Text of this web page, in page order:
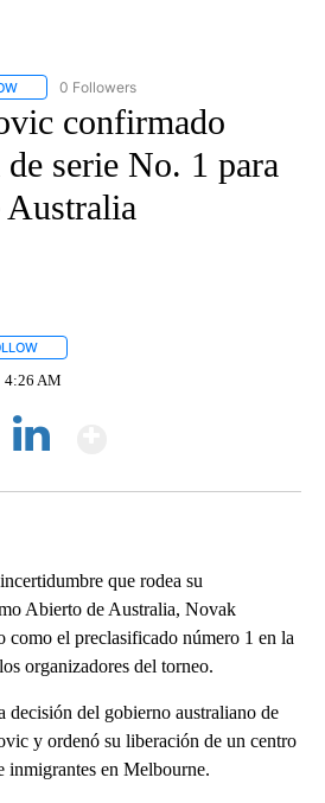
FOLLOW "CNN-SPANISH" TO RECEIVE
0 Followers
confirmado
de serie No. 1 para
4:26 AM
que rodea su
Abierto de Australia, Novak
el preclasificado número 1 en la
organizadores del torneo.
decisión del gobierno australiano de
y ordenó su liberación de un centro
inmigrantes en Melbourne.